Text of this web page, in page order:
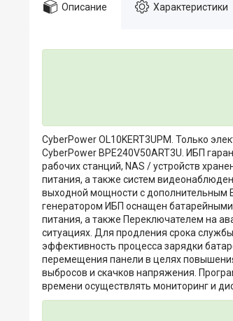
Описание Характеристики
CyberPower OL10KERT3UPM. Только
CyberPower BPE240V50ART3U. ИБП
рабочих станций, NAS / устройств
питания, а также систем
выходной мощности с дополнительным
генератором ИБП оснащен
питания, а также Переключателем на
ситуациях. Для продления срока
эффективность процесса зарядки
перемещения панели в целях
выбросов и скачков напряжения.
времени осуществлять мониторинг и